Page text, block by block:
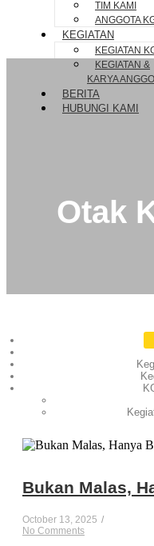
TIM KAMI
ANGGOTA
KEGIATAN
KEGIATAN
KEGIATAN &
KARYA
BERITA
HUBUNGI KAMI
Otak
Bukan Malas,
October 13, 2025 /
No Comments